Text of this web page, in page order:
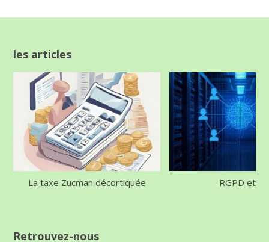
les articles
La taxe Zucman décortiquée RGPD et IA
Retrouvez-nous